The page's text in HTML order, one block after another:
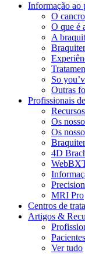
Informação ao
O
O que é
A
So
Outras
Profissionais
Recursos
Os
Os
4D
MRI Pro
Centros de
Artigos &
Pacientes
Ver tudo